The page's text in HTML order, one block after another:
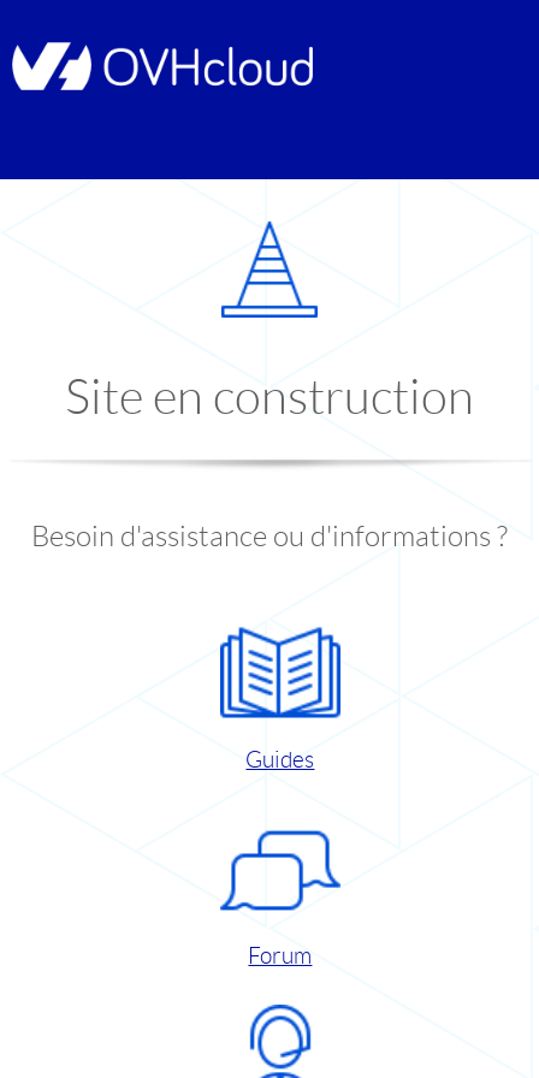
Site en construction
Besoin d'assistance ou d'informations ?
Guides
Forum